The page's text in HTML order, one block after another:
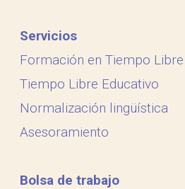
Servicios
Formación en Tiempo Libre
Tiempo Libre Educativo
Normalización lingüística
Asesoramiento
Bolsa de trabajo